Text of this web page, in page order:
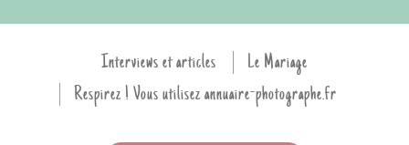
Interviews et articles
Le Mariage
Respirez ! Vous utilisez annuaire-photographe.fr